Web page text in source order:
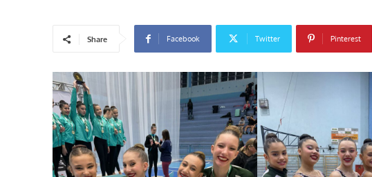
Share Facebook Twitter Pinterest